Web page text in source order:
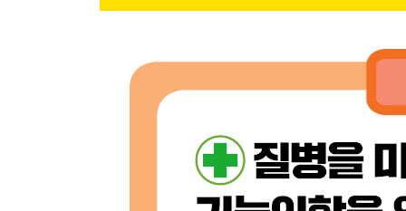
03 운동은 자율신경계의 밸런스를 잡아준다
부록 1 해독주스 만들기
부록 2 내 몸의 밸런스 맞추기
에필로그 면역력은 당신의 건강은 물론 행복한 가